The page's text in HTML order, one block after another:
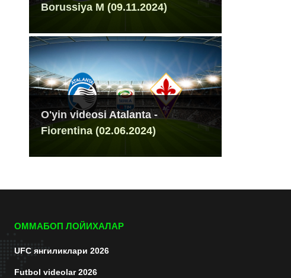
Borussiya M (09.11.2024)
O'yin videosi Atalanta -
Fiorentina (02.06.2024)
ОММАБОП ЛОЙИХАЛАР
UFC янгиликлари 2026
Futbol videolar 2026